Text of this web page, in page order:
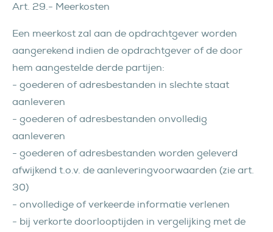
Art. 29.- Meerkosten
Een meerkost zal aan de opdrachtgever worden
aangerekend indien de opdrachtgever of de door
hem aangestelde derde partijen:
- goederen of adresbestanden in slechte staat
aanleveren
- goederen of adresbestanden onvolledig
aanleveren
- goederen of adresbestanden worden geleverd
afwijkend t.o.v. de aanleveringvoorwaarden (zie art.
30)
- onvolledige of verkeerde informatie verlenen
- bij verkorte doorlooptijden in vergelijking met de